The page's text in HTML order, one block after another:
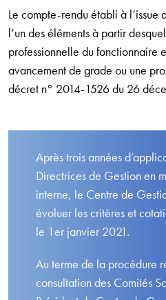
Le compte-rendu établi à l’issue
l’un des éléments à partir
professionnelle du fonctionnaire
avancement de grade ou une
décret n° 2014-1526 du 26
Après trois années
Directrices de Gestion en
interne, le Centre de
évoluer les critères et
le 1er janvier 2021.
Au terme de la procédure
consultation des Comités